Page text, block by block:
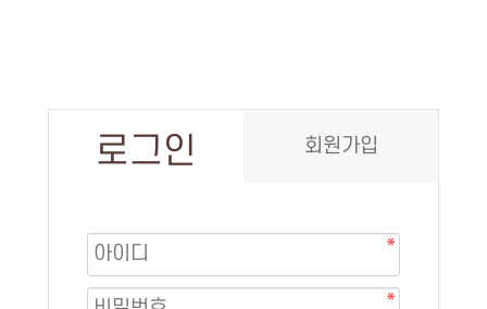
로그인 회원가입